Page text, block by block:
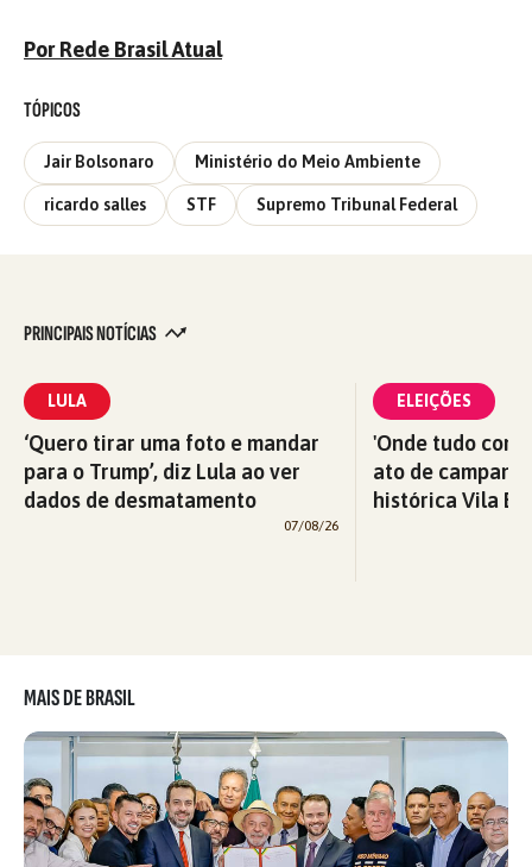
Por Rede Brasil Atual
TÓPICOS
Jair Bolsonaro Ministério do Meio Ambiente
ricardo salles STF Supremo Tribunal Federal
PRINCIPAIS NOTÍCIAS
LULA
‘Quero tirar uma foto e mandar
para o Trump’, diz Lula ao ver
dados de desmatamento
07/08/26
ELEIÇÕES
'Onde tudo
ato de
histórica Vila
MAIS DE BRASIL